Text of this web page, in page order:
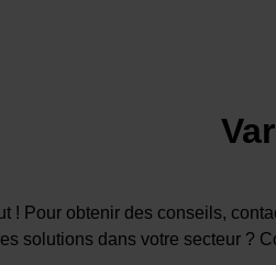
! Pour obtenir des conseils,
solutions dans votre secteur ?